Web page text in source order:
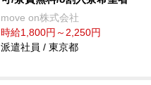
move on株式会社
時給1,800円～2,250円
派遣社員 / 東京都